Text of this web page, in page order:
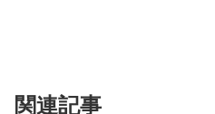
関連記事